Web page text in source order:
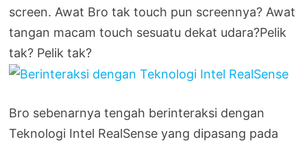
screen. Awat Bro tak touch pun screennya? Awat
tangan macam touch sesuatu dekat udara?Pelik
tak? Pelik tak?
Bro sebenarnya tengah berinteraksi dengan
Teknologi Intel RealSense yang dipasang pada